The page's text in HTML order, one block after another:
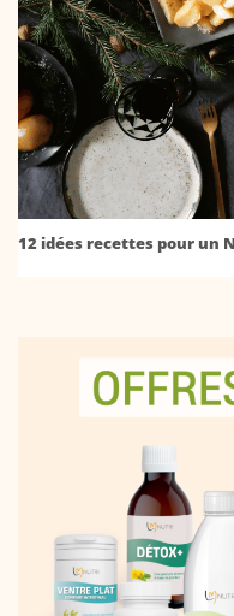
12 idées recettes pour un